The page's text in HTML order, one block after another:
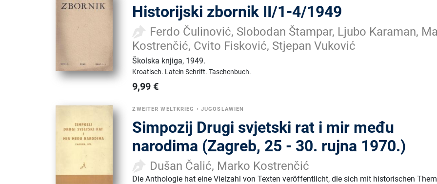
Historijski zbornik II/1-4/1949
Ferdo Čulinović, Slobodan Štampar, Ljubo Karaman,
Kostrenčić, Cvito Fisković, Stjepan Vuković
Školska knjiga, 1949.
Kroatisch. Latein Schrift.Taschenbuch.
9,99 €
ZWEITER WELTKRIEG • JUGOSLAWIEN
Simpozij Drugi svjetski rat i mir među
narodima (Zagreb, 25 - 30. rujna 1970.)
Dušan Čalić, Marko Kostrenčić
Die Anthologie hat eine Vielzahl von Texten veröffentlicht, die sich mit historischen